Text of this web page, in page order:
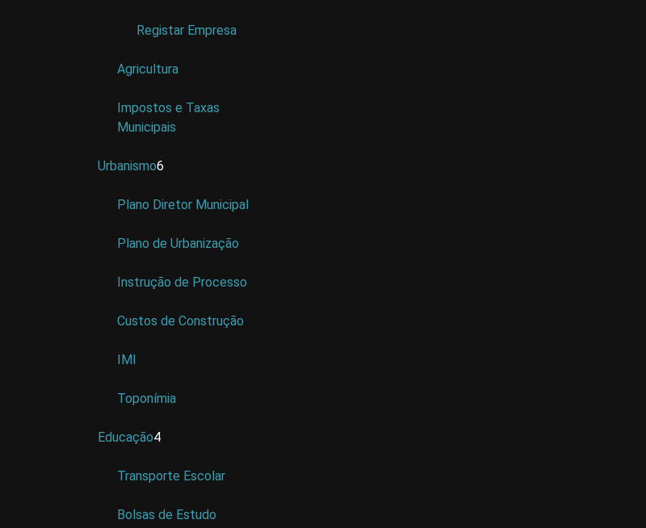
Registar Empresa
Agricultura
Impostos e Taxas
Municipais
Urbanismo6
Plano Diretor Municipal
Plano de Urbanização
Instrução de Processo
Custos de Construção
IMI
Toponímia
Educação4
Transporte Escolar
Bolsas de Estudo